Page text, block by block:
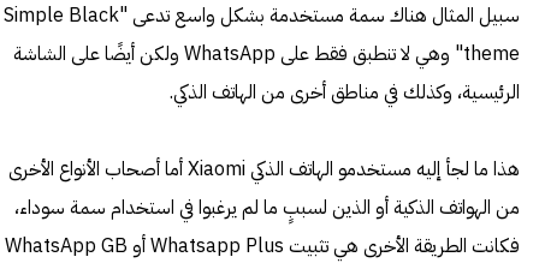
سبيل المثال هناك سمة مستخدمة بشكل واسع تدعى "Simple Black
theme" وهي لا تنطبق فقط على WhatsApp ولكن أيضًا على الشاشة
الرئيسية، وكذلك في مناطق أخرى من الهاتف الذكي.
هذا ما لجأ إليه مستخدمو الهاتف الذكي Xiaomi أما أصحاب الأنواع الأخرى
من الهواتف الذكية أو الذين لسببٍ ما لم يرغبوا في استخدام سمة سوداء،
فكانت الطريقة الأخرى هي تثبيت Whatsapp Plus أو WhatsApp GB